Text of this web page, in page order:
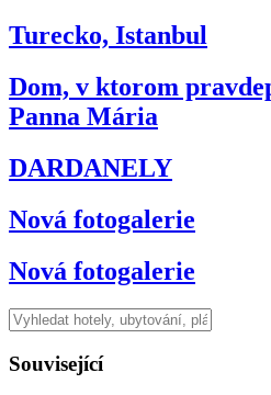
Turecko, Istanbul
Dom, v ktorom
Panna Mária
DARDANELY
Nová fotogalerie
Nová fotogalerie
Související